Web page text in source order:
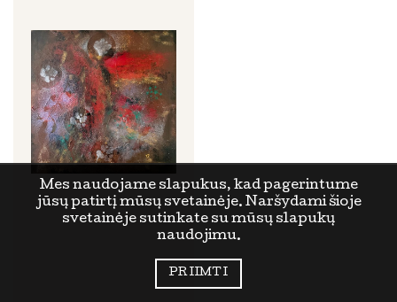
Mes naudojame slapukus, kad pagerintume
jūsų patirtį mūsų svetainėje. Naršydami šioje
svetainėje sutinkate su mūsų slapukų
naudojimu.
PRIIMTI